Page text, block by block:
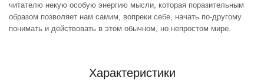
читателю некую особую энергию мысли, которая поразительным
образом позволяет нам самим, вопреки себе, начать по-другому
понимать и действовать в этом обычном, но непростом мире.
Характеристики